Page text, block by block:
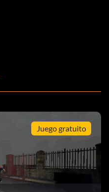
Juego gratuito